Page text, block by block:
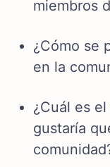
miembros
¿Cómo se
en la
¿Cuál es
gustaría